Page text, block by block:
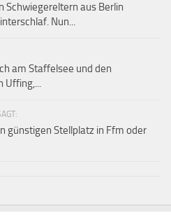
Schwiegereltern aus Berlin
Nun...
am Staffelsee und den
Uffing,...
günstigen Stellplatz in Ffm oder